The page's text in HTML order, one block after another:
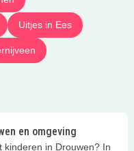
Uitjes in Ees
en omgeving
kinderen in Drouwen? In